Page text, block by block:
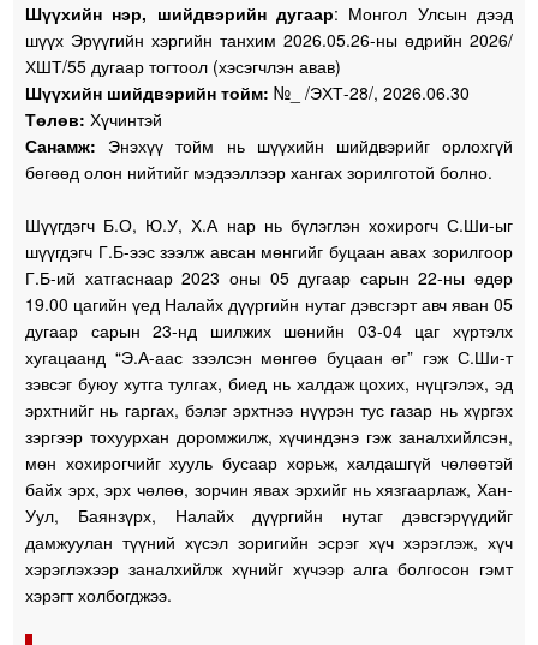
Шүүхийн нэр, шийдвэрийн дугаар: Монгол Улсын дээд
шүүх Эрүүгийн хэргийн танхим 2026.05.26-ны өдрийн 2026/
ХШТ/55 дугаар тогтоол (хэсэгчлэн авав)
Шүүхийн шийдвэрийн тойм: №_ /ЭХТ-28/, 2026.06.30
Төлөв: Хүчинтэй
Санамж: Энэхүү тойм нь шүүхийн шийдвэрийг орлохгүй
бөгөөд олон нийтийг мэдээллээр хангах зорилготой болно.
Шүүгдэгч Б.О, Ю.У, Х.А нар нь бүлэглэн хохирогч С.Ши-ыг
шүүгдэгч Г.Б-ээс зээлж авсан мөнгийг буцаан авах зорилгоор
Г.Б-ий хатгаснаар 2023 оны 05 дугаар сарын 22-ны өдөр
19.00 цагийн үед Налайх дүүргийн нутаг дэвсгэрт авч яван 05
дугаар сарын 23-нд шилжих шөнийн 03-04 цаг хүртэлх
хугацаанд “Э.А-аас зээлсэн мөнгөө буцаан өг” гэж С.Ши-т
зэвсэг буюу хутга тулгах, биед нь халдаж цохих, нүцгэлэх, эд
эрхтнийг нь гаргах, бэлэг эрхтнээ нүүрэн тус газар нь хүргэх
зэргээр тохуурхан доромжилж, хүчиндэнэ гэж заналхийлсэн,
мөн хохирогчийг хууль бусаар хорьж, халдашгүй чөлөөтэй
байх эрх, эрх чөлөө, зорчин явах эрхийг нь хязгаарлаж, Хан-
Уул, Баянзүрх, Налайх дүүргийн нутаг дэвсгэрүүдийг
дамжуулан түүний хүсэл зоригийн эсрэг хүч хэрэглэж, хүч
хэрэглэхээр заналхийлж хүнийг хүчээр алга болгосон гэмт
хэрэгт холбогджээ.